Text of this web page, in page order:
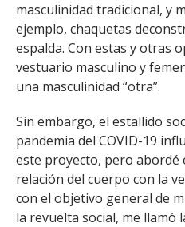
CREACIÓN E
Estudiantes
Académicas/os
masculinidad tradicional, y
ejemplo, chaquetas
espalda. Con estas y otras
vestuario masculino y
una masculinidad “otra”.
Sin embargo, el estallido
pandemia del COVID-19
este proyecto, pero abordé
relación del cuerpo con la
con el objetivo general de
la revuelta social, me llamó